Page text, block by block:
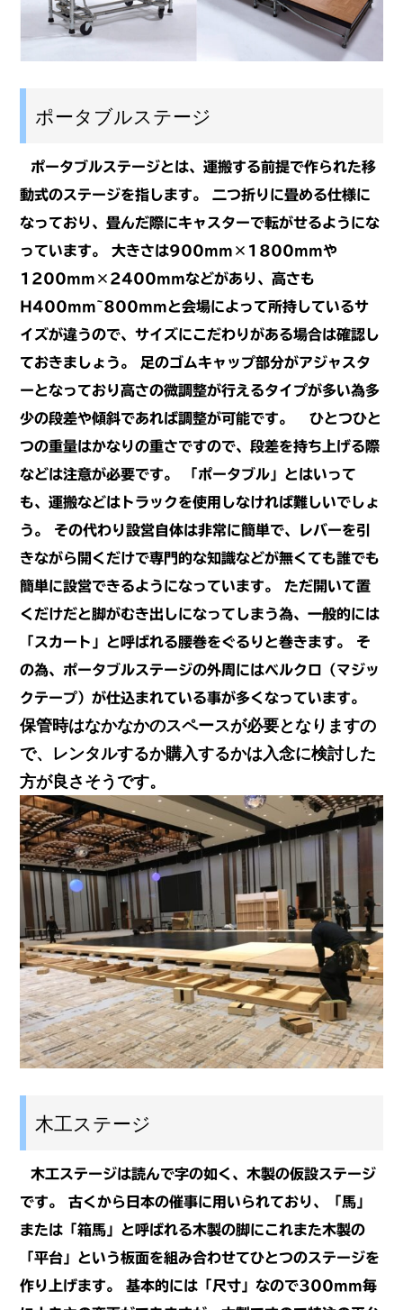
ポータブルステージ
ポータブルステージとは、運搬する前提で作られた移
動式のステージを指します。
二つ折りに畳める仕様に
なっており、畳んだ際にキャスターで転がせるようにな
っています。
大きさは900mm×1800mmや
1200mm×2400mmなどがあり、高さも
H400mm~800mmと会場によって所持しているサ
イズが違うので、サイズにこだわりがある場合は確認し
ておきましょう。
足のゴムキャップ部分がアジャスタ
ーとなっており高さの微調整が行えるタイプが多い為多
少の段差や傾斜であれば調整が可能です。
ひとつひと
つの重量はかなりの重さですので、段差を持ち上げる際
などは注意が必要です。
「ポータブル」とはいって
も、運搬などはトラックを使用しなければ難しいでしょ
う。
その代わり設営自体は非常に簡単で、レバーを引
きながら開くだけで専門的な知識などが無くても誰でも
簡単に設営できるようになっています。
ただ開いて置
くだけだと脚がむき出しになってしまう為、一般的には
「スカート」 と呼ばれる腰巻をぐるりと巻きます。
そ
の為、ポータブルステージの外周にはベルクロ（マジッ
クテープ）が仕込まれている事が多くなっています。
保管時はなかなかのスペースが必要となりますの
で、レンタルするか購入するかは入念に検討した
方が良さそうです。
木工ステージ
木工ステージは読んで字の如く、木製の仮設ステージ
です。
古くから日本の催事に用いられており、「馬」
または「箱馬」と呼ばれる木製の脚にこれまた木製の
「平台」という板面を組み合わせてひとつのステージを
作り上げます。
基本的には「尺寸」なので300mm毎